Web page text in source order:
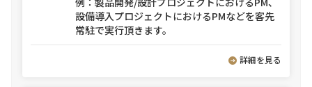
設備導入プロジェクトにおけるPMなどを客先
常駐で実行頂きます。
詳細を見る